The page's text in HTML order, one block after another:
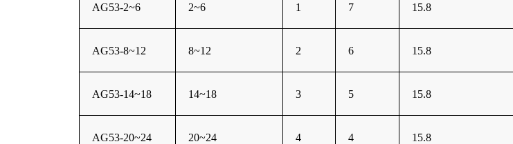
AG53-2~6 2~6 1 7 15.8
AG53-8~12 8~12 2 6 15.8
AG53-14~18 14~18 3 5 15.8
AG53-20~24 20~24 4 4 15.8